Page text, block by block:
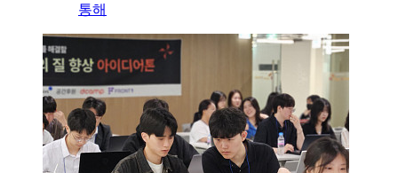
통해